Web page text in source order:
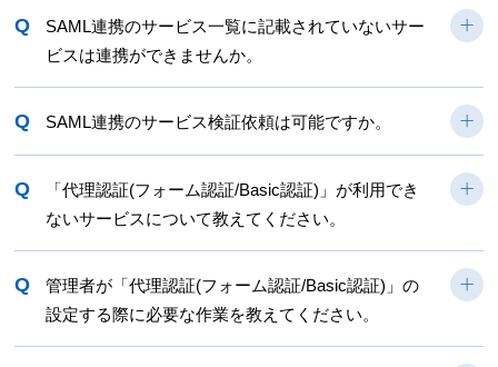
Q
SAML連携のサービス一覧に記載されていないサー
ビスは連携ができませんか。
Q SAML連携のサービス検証依頼は可能ですか。
Q
「代理認証(フォーム認証/Basic認証)」が利用でき
ないサービスについて教えてください。
Q
管理者が「代理認証(フォーム認証/Basic認証)」の
設定する際に必要な作業を教えてください。